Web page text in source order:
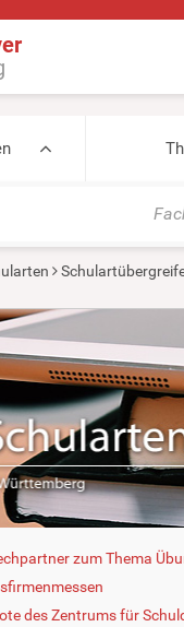
zum Thema
des Zentrums für